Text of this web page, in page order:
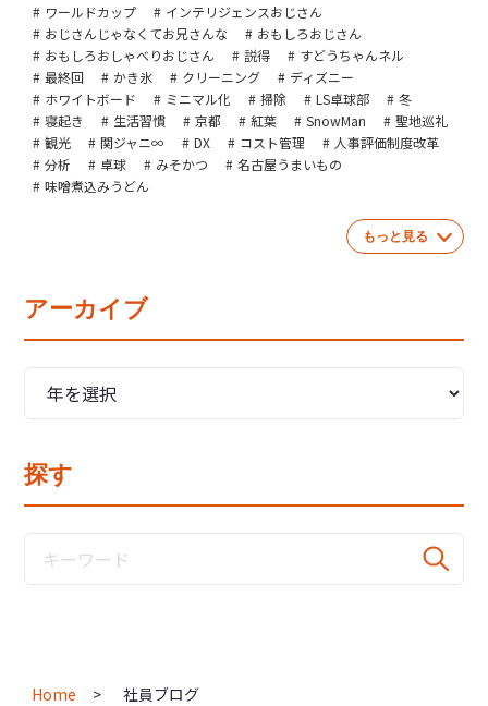
ワールドカップ
インテリジェンスおじさん
おじさんじゃなくてお兄さんな
おもしろおじさん
おもしろおしゃべりおじさん
説得
すどうちゃんネル
最終回
かき氷 クリーニング
ディズニー
ホワイトボード
ミニマル化 掃除 LS卓球部
冬
寝起き
生活習慣 京都 紅葉 SnowMan
聖地巡礼
観光
関ジャニ∞ DX コスト管理
人事評価制度改革
分析
卓球 みそかつ
名古屋うまいもの
味噌煮込みうどん
もっと見る
アーカイブ
探す
Home 社員ブログ